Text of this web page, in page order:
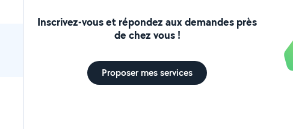
Inscrivez-vous et répondez aux demandes près
de chez vous !
Proposer mes services